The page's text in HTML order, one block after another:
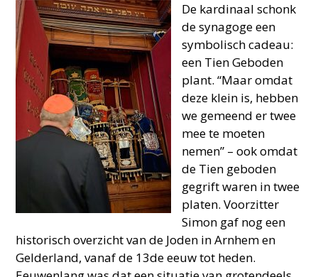
De kardinaal schonk
de synagoge een
symbolisch cadeau:
een Tien Geboden
plant. “Maar omdat
deze klein is, hebben
we gemeend er twee
mee te moeten
nemen” – ook omdat
de Tien geboden
gegrift waren in twee
platen. Voorzitter
Simon gaf nog een
historisch overzicht van de Joden in Arnhem en
Gelderland, vanaf de 13de eeuw tot heden.